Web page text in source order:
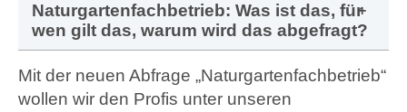
Naturgartenfachbetrieb: Was ist das, für
wen gilt das, warum wird das abgefragt?
Mit der neuen Abfrage „Naturgartenfachbetrieb“
wollen wir den Profis unter unseren